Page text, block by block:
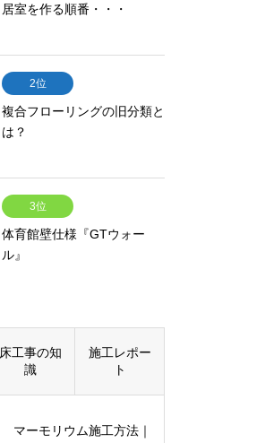
居室を作る順番・・・
2位
複合フローリングの旧分類と
は？
3位
体育館壁仕様『GTウォー
ル』
床工事の知
識
施工レポー
ト
マーモリウム施工方法｜